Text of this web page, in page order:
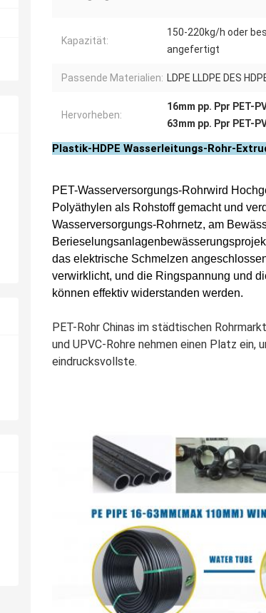
Kapazität:
150-220kg/h oder
angefertigt
Passende Materialien: LDPE LLDPE DES
Hervorheben:
16mm pp. Ppr PET-
63mm pp. Ppr PET-
Plastik-HDPE Wasserleitungs-Rohr-
PET-Wasserversorgungs-Rohrwird
Polyäthylen als Rohstoff gemacht und
Wasserversorgungs-Rohrnetz, am
das elektrische Schmelzen
verwirklicht, und die Ringspannung und
können effektiv widerstanden werden.
PET-Rohr Chinas im städtischen
und UPVC-Rohre nehmen einen Platz
eindrucksvollste.